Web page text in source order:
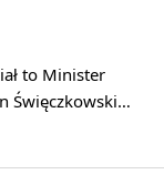
to Minister
Święczkowski…